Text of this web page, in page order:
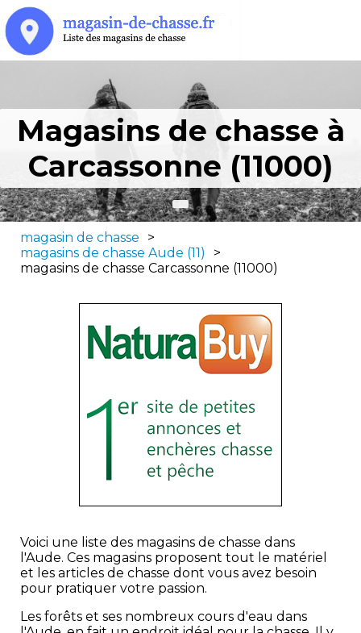
Magasins de chasse à
Carcassonne (11000)
magasin de chasse
>
magasins de chasse Aude (11)
>
magasins de chasse Carcassonne (11000)
Voici une liste des magasins de chasse dans
l'Aude. Ces magasins proposent tout le matériel
et les articles de chasse dont vous avez besoin
pour pratiquer votre passion.
Les forêts et ses nombreux cours d'eau dans